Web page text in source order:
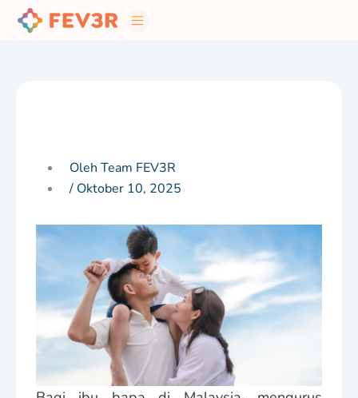
Oleh Team FEV3R
/ Oktober 10, 2025